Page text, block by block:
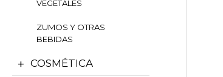
VEGETALES
ZUMOS Y OTRAS
BEBIDAS
COSMÉTICA